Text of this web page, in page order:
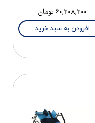
۶۰,۲۰۸,۲۰۰ تومان
افزودن به سبد خرید